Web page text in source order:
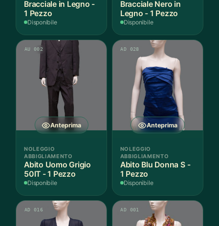
Bracciale in Legno -
1 Pezzo
Disponibile
Bracciale Nero in
Legno - 1 Pezzo
Disponibile
Anteprima
AU 002
NOLEGGIO
ABBIGLIAMENTO
Abito Uomo Grigio
50IT - 1 Pezzo
Disponibile
Anteprima
AD 028
NOLEGGIO
ABBIGLIAMENTO
Abito Blu Donna S -
1 Pezzo
Disponibile
AD 016 AD 001